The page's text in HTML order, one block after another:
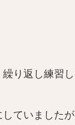
り返し練習
ていました